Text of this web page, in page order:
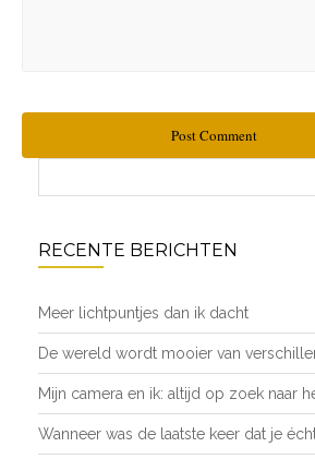
Post Comment
RECENTE BERICHTEN
Meer lichtpuntjes dan ik dacht
De wereld wordt mooier van
Mijn camera en ik: altijd op zoek naar
Wanneer was de laatste keer dat je